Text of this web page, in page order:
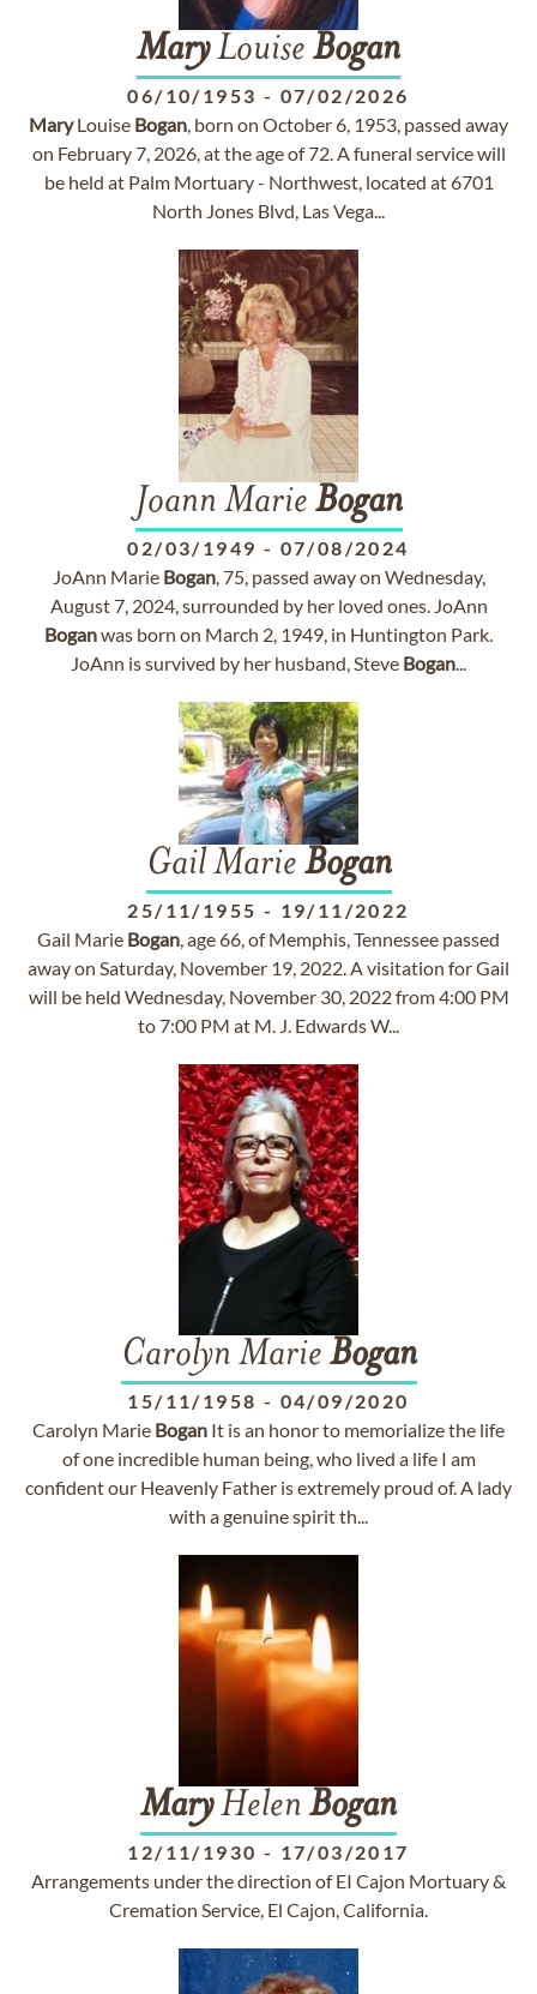
MaryLouise Bogan
06/10/1953 - 07/02/2026
MaryLouise Bogan, born on October 6, 1953, passed away
on February 7, 2026, at the age of 72. A funeral service will
be held at Palm Mortuary - Northwest, located at 6701
North Jones Blvd, Las Vega...
Joann Marie Bogan
02/03/1949 - 07/08/2024
JoAnn Marie Bogan, 75, passed away on Wednesday,
August 7, 2024, surrounded by her loved ones. JoAnn
Boganwas born on March 2, 1949, in Huntington Park.
JoAnn is survived by her husband, Steve Bogan...
Gail Marie Bogan
25/11/1955 - 19/11/2022
Gail Marie Bogan, age 66, of Memphis, Tennessee passed
away on Saturday, November 19, 2022. A visitation for Gail
will be held Wednesday, November 30, 2022 from 4:00 PM
to 7:00 PM at M. J. Edwards W...
Carolyn Marie Bogan
15/11/1958 - 04/09/2020
Carolyn Marie Bogan ​It is an honor to memorialize the life
of one incredible human being, who lived a life I am
confident our Heavenly Father is extremely proud of. A lady
with a genuine spirit th...
MaryHelen Bogan
12/11/1930 - 17/03/2017
Arrangements under the direction of EI Cajon Mortuary &
Cremation Service, El Cajon, California.